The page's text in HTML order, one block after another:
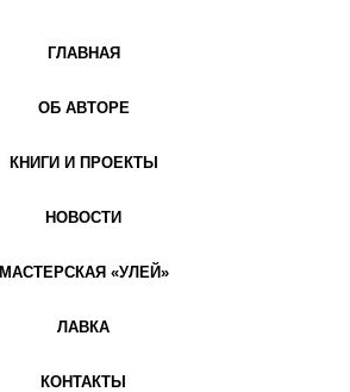
ГЛАВНАЯ
ОБ АВТОРЕ
КНИГИ И ПРОЕКТЫ
НОВОСТИ
МАСТЕРСКАЯ «УЛЕЙ»
ЛАВКА
КОНТАКТЫ